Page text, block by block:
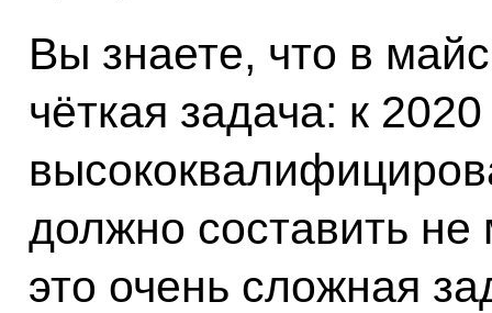
Вы знаете, что в
чёткая задача: к
должно составить
это очень сложная